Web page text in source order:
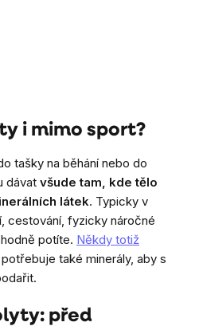
prvky
i mimo sport?
tašky na běhání nebo do
dávat všude tam, kde tělo
látek. Typicky v
cestování, fyzicky náročné
potíte. Někdy totiž
také minerály, aby s
před